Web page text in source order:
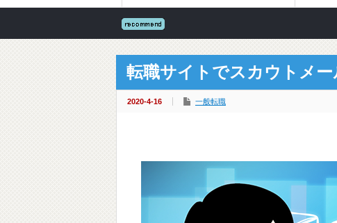
転職サイトでスカウトメ
2020-4-16 一般転職